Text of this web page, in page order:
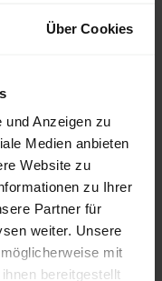
Über Cookies
und Anzeigen zu
Medien anbieten
Website zu
zu Ihrer
Partner für
weiter. Unsere
mit
bereitgestellt
Mai
2026
in Deutschland
Pelletspreise-Seite